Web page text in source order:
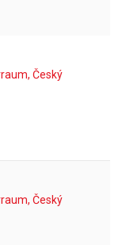
Český
Český